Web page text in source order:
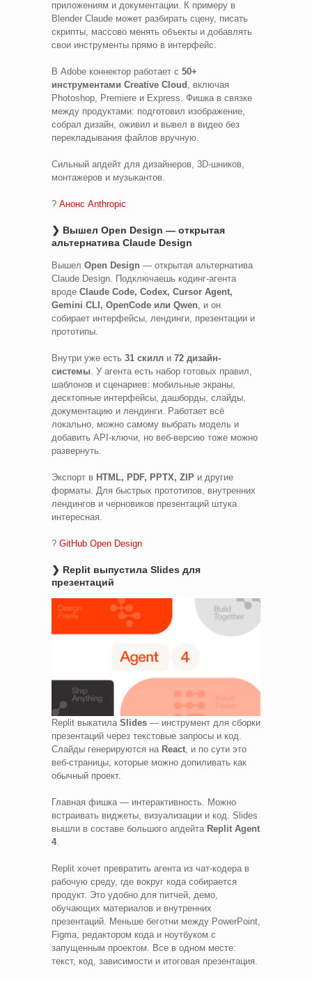
приложениям и документации. К примеру в
Blender Claude может разбирать сцену, писать
скрипты, массово менять объекты и добавлять
свои инструменты прямо в интерфейс.
В Adobe коннектор работает с 50+
инструментами Creative Cloud
, включая
Photoshop, Premiere и Express. Фишка в связке
между продуктами: подготовил изображение,
собрал дизайн, оживил и вывел в видео без
перекладывания файлов вручную.
Сильный апдейт для дизайнеров, 3D-шников,
монтажеров и музыкантов.
? Анонс Anthropic
❯ Вышел Open Design — открытая
альтернатива Claude Design
Вышел Open Design — открытая альтернатива
Claude Design. Подключаешь кодинг-агента
вроде Claude Code, Codex, Cursor Agent,
Gemini CLI, OpenCode или Qwen , и он
собирает интерфейсы, лендинги, презентации и
прототипы.
Внутри уже есть 31 скилл и 72 дизайн-
системы . У агента есть набор готовых правил,
шаблонов и сценариев: мобильные экраны,
десктопные интерфейсы, дашборды, слайды,
документацию и лендинги. Работает всё
локально, можно самому выбрать модель и
добавить API-ключи, но веб-версию тоже можно
развернуть.
Экспорт в HTML, PDF, PPTX, ZIP и другие
форматы. Для быстрых прототипов, внутренних
лендингов и черновиков презентаций штука
интересная.
? GitHub Open Design
❯ Replit выпустила Slides для
презентаций
Replit выкатила Slides — инструмент для сборки
презентаций через текстовые запросы и код.
Слайды генерируются на React , и по сути это
веб-страницы, которые можно допиливать как
обычный проект.
Главная фишка — интерактивность. Можно
встраивать виджеты, визуализации и код. Slides
вышли в составе большого апдейта Replit Agent
4.
Replit хочет превратить агента из чат-кодера в
рабочую среду, где вокруг кода собирается
продукт. Это удобно для питчей, демо,
обучающих материалов и внутренних
презентаций. Меньше беготни между PowerPoint,
Figma, редактором кода и ноутбуком с
запущенным проектом. Все в одном месте:
текст, код, зависимости и итоговая презентация.